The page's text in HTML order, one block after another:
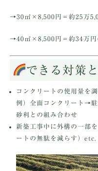
→30㎥×8,500円＝約25万
→40㎥×8,500円＝約34万円
できる対策
コンクリートの使用量を
例）全面コンクリート→
砂利との組み合わせ
新築工事中に外構の一部
ートの無駄を減らす）etc.